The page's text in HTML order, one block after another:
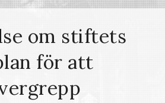
om stiftets
för att